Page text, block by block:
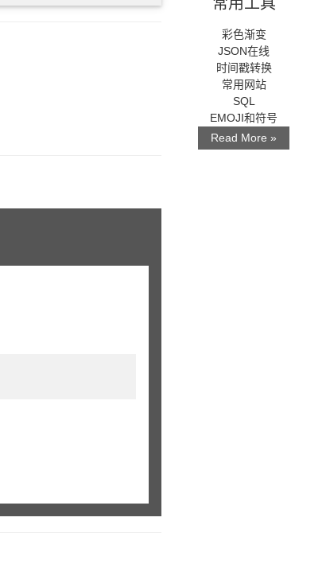
彩色渐变
JSON在线
时间戳转换
常用网站
SQL
EMOJI和符号
Read More »